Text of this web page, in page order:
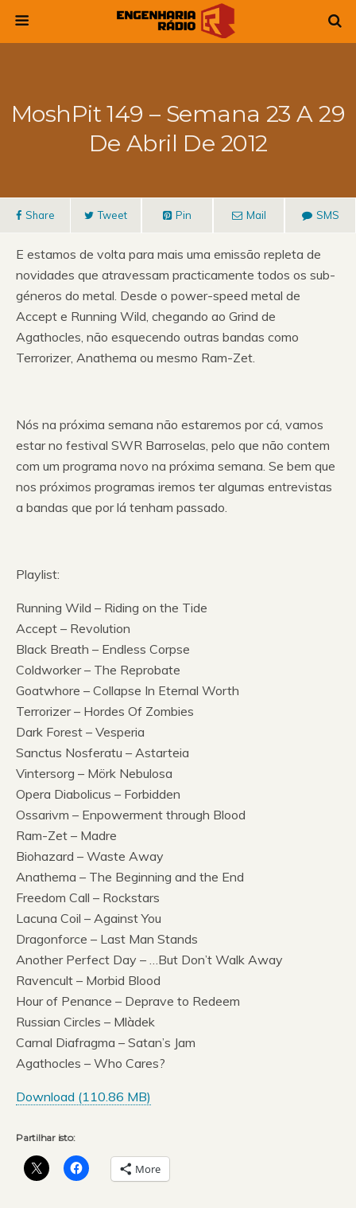
MoshPit 149 – Semana 23 A 29
De Abril De 2012
Share Tweet Pin Mail SMS
E estamos de volta para mais uma emissão repleta de
novidades que atravessam practicamente todos os sub-
géneros do metal. Desde o power-speed metal de
Accept e Running Wild, chegando ao Grind de
Agathocles, não esquecendo outras bandas como
Terrorizer, Anathema ou mesmo Ram-Zet.
Nós na próxima semana não estaremos por cá, vamos
estar no festival SWR Barroselas, pelo que não contem
com um programa novo na próxima semana. Se bem que
nos próximos programas iremos ter algumas entrevistas
a bandas que por lá tenham passado.
Playlist:
Running Wild – Riding on the Tide
Accept – Revolution
Black Breath – Endless Corpse
Coldworker – The Reprobate
Goatwhore – Collapse In Eternal Worth
Terrorizer – Hordes Of Zombies
Dark Forest – Vesperia
Sanctus Nosferatu – Astarteia
Vintersorg – Mörk Nebulosa
Opera Diabolicus – Forbidden
Ossarivm – Enpowerment through Blood
Ram-Zet – Madre
Biohazard – Waste Away
Anathema – The Beginning and the End
Freedom Call – Rockstars
Lacuna Coil – Against You
Dragonforce – Last Man Stands
Another Perfect Day – …But Don’t Walk Away
Ravencult – Morbid Blood
Hour of Penance – Deprave to Redeem
Russian Circles – Mlàdek
Carnal Diafragma – Satan’s Jam
Agathocles – Who Cares?
Download (110.86 MB)
Partilhar isto:
More